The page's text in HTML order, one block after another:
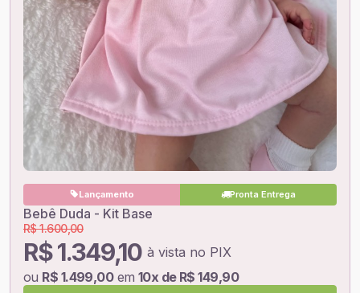
Lançamento Pronta Entrega
Bebê Duda - Kit Base
R$ 1.349,10 à vista no PIX
R$ 1.600,00
ou R$ 1.499,00em 10x de R$ 149,90